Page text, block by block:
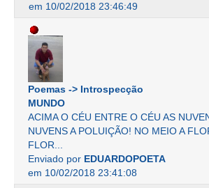
em 10/02/2018 23:46:49
Poemas -> Introspecção
MUNDO
ACIMA O CÉU ENTRE O CÉU AS
NUVENS A POLUIÇÃO! NO MEIO A
FLOR...
Enviado por EDUARDOPOETA
em 10/02/2018 23:41:08